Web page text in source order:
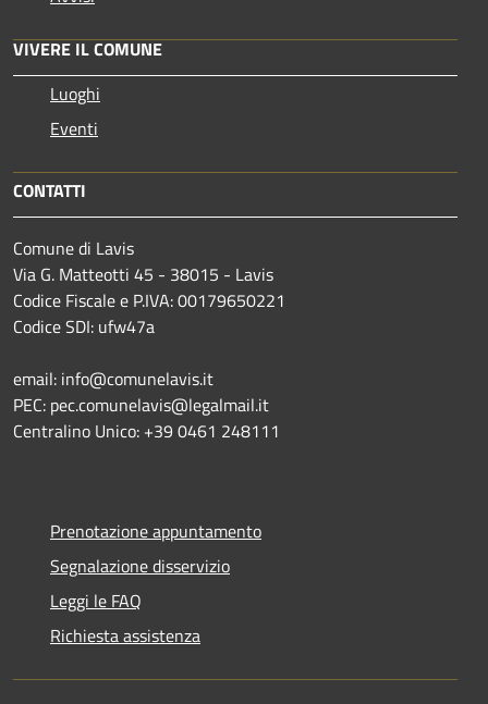
VIVERE IL COMUNE
Luoghi
Eventi
CONTATTI
Comune di Lavis
Via G. Matteotti 45 - 38015 - Lavis
Codice Fiscale e P.IVA: 00179650221
Codice SDI: ufw47a
email: info@comunelavis.it
PEC: pec.comunelavis@legalmail.it
Centralino Unico: +39 0461 248111
Prenotazione appuntamento
Segnalazione disservizio
Leggi le FAQ
Richiesta assistenza